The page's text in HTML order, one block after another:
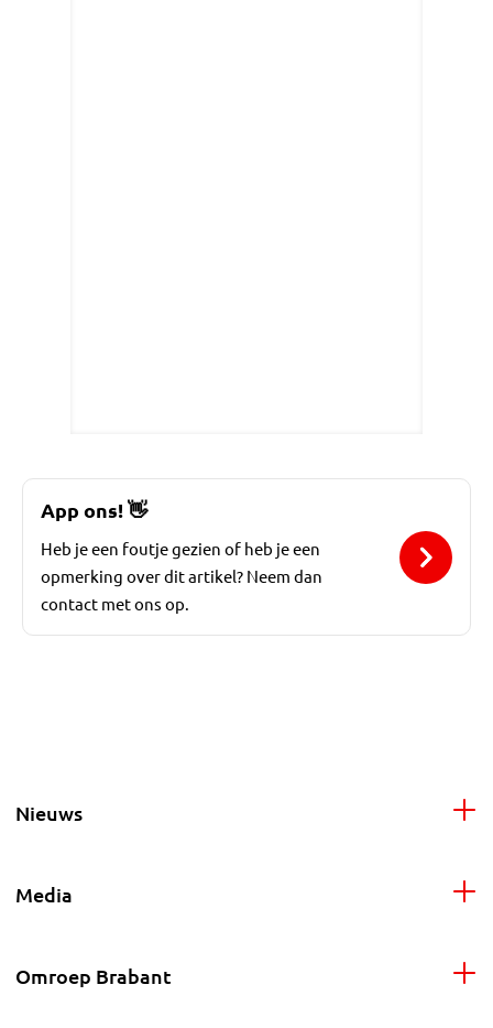
App ons!👋
Heb je een foutje gezien of heb je een
opmerking over dit artikel? Neem dan
contact met ons op.
Nieuws
Media
Omroep Brabant